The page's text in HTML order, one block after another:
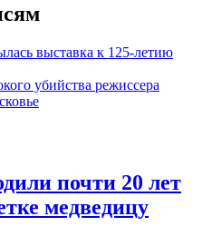
выставка к 125-летию
убийства режиссера
почти 20 лет
медведицу